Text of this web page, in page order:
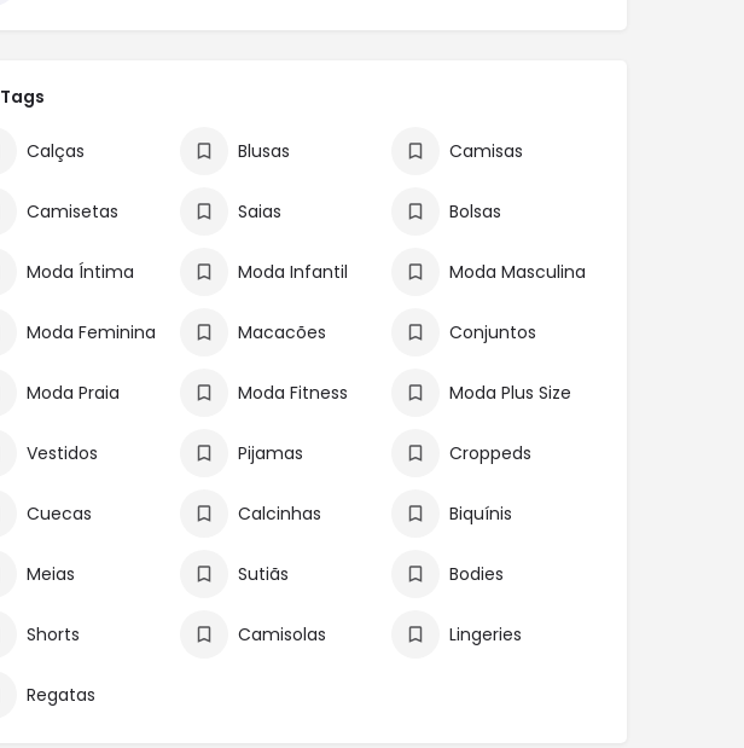
Tags
Calças Blusas Camisas
Camisetas Saias Bolsas
Moda Íntima Moda Infantil Moda Masculina
Moda Feminina Macacões Conjuntos
Moda Praia Moda Fitness Moda Plus Size
Vestidos Pijamas Croppeds
Cuecas Calcinhas Biquínis
Meias Sutiãs Bodies
Shorts Camisolas Lingeries
Regatas